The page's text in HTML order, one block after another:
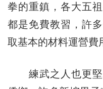
拳的重鎮，各大五
都是免費教習，許
取基本的材料運營費
練武之人也更堅